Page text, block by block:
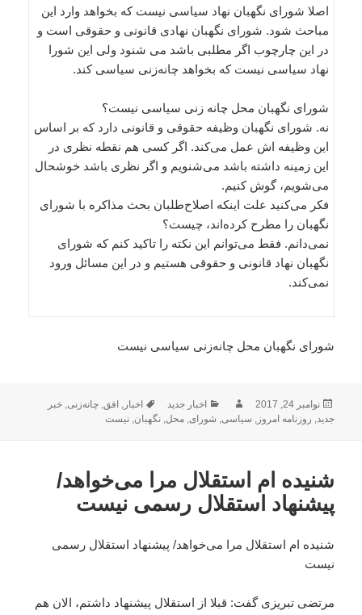
اصلا شورای نگهبان نهاد سیاسی نیست که بخواهد وارد این
مباحث شود. شورای نگهبان نهادی قانونی و حقوقی است و
در این چارچوب اگر مطلبی باشد می شنود ولی این شورا
نهاد سیاسی نیست که بخواهد چانه‌زنی سیاسی کند.
شورای نگهبان محل چانه زنی سیاسی نیست؟
نه. شورای نگهبان وظیفه حقوقی و قانونی دارد که بر اساس
این وظیفه اش عمل می‌کند. اگر کسی هم نقطه نظری در
این زمینه داشته باشد می‌شنویم و اگر نظری باشد خوشحال
می‌شویم، گوش کنیم.
فکر می‌کنید علت اینکه اصلاح‌طلبان بحث مذاکره با شورای
نگهبان را مطرح کرده‌اند، چیست؟
نمی‌دانم. فقط می‌توانم این نکته را تاکید کنم که شورای
نگهبان نهاد قانونی و حقوقی هستیم و در این مسائل ورود
نمی‌کند.
شورای نگهبان محل چانه‌زنی سیاسی نیست
ارسال
شده
نوامبر 24, 2017 نویسندهدسته‌ها
اخبار جدید برچسب‌ها
اخبار, افق,چانه‌زنی,خبر
جدید, روزنامه امروز, سیاسی, شورای,محل,نگهبان,نیست
شنیده ام استقلال مرا می‌خواهد/
پیشنهاد استقلال رسمی نیست
شنیده ام استقلال مرا می‌خواهد/ پیشنهاد استقلال رسمی
نیست
مرتضی تبریزی گفت: قبلا از استقلال پیشنهاد داشتم، الان هم